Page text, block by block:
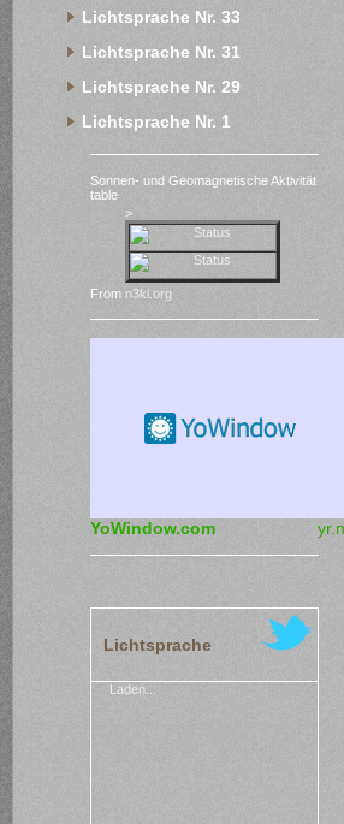
Lichtsprache Nr. 33
Lichtsprache Nr. 31
Lichtsprache Nr. 29
Lichtsprache Nr. 1
Sonnen- und Geomagnetische Aktivität
table
>
From n3kl.org
YoWindow.com
Lichtsprache
Laden...